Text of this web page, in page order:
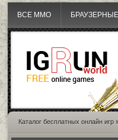
ВСЕ MMO
Каталог бесплатных онлайн игр